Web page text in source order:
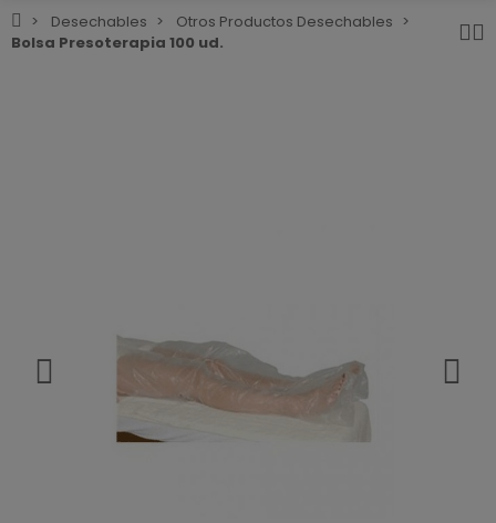
Desechables
Otros Productos Desechables
Bolsa Presoterapia 100 ud.